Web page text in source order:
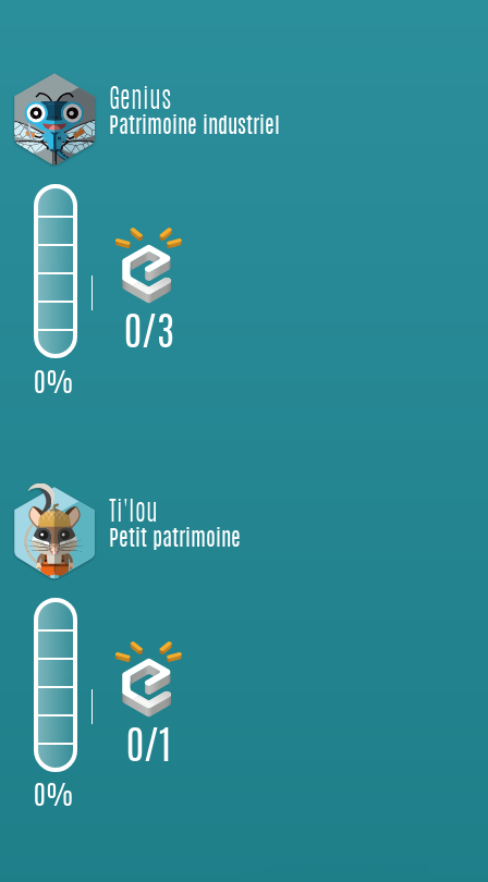
Genius
Patrimoine industriel
0%
0/3
Ti'lou
Petit patrimoine
0%
0/1